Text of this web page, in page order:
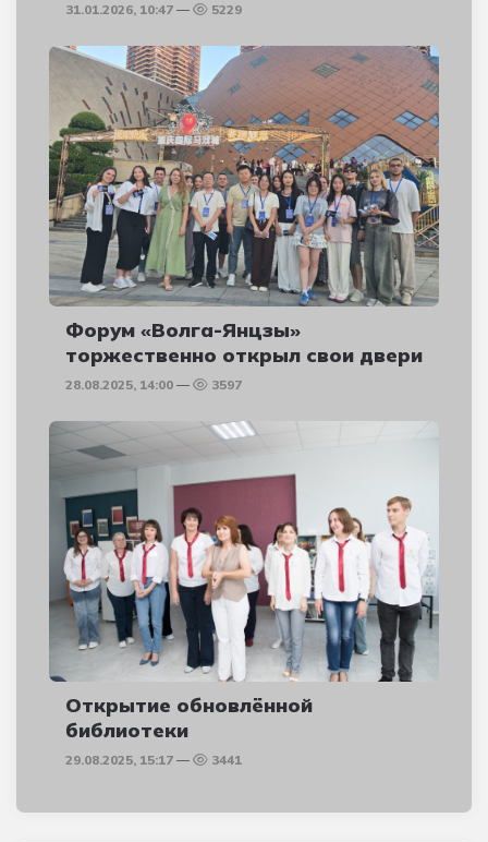
31.01.2026, 10:47 5229
Форум «Волга-Янцзы»
торжественно открыл свои двери
28.08.2025, 14:00 3597
Открытие обновлённой
библиотеки
29.08.2025, 15:17 3441